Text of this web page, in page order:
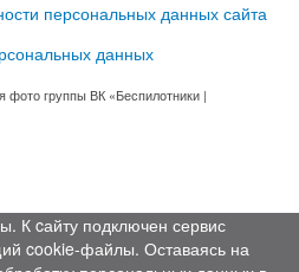
персональных данных сайта
данных
фото группы ВК «Беспилотники |
К cайту подключен сервис
cookie-файлы. Оставаясь на